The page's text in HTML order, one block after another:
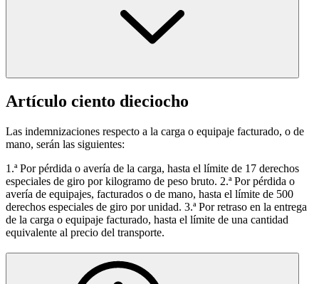
Artículo ciento dieciocho
Las indemnizaciones respecto a la carga o equipaje facturado, o de
mano, serán las siguientes:
1.ª Por pérdida o avería de la carga, hasta el límite de 17 derechos
especiales de giro por kilogramo de peso bruto. 2.ª Por pérdida o
avería de equipajes, facturados o de mano, hasta el límite de 500
derechos especiales de giro por unidad. 3.ª Por retraso en la entrega
de la carga o equipaje facturado, hasta el límite de una cantidad
equivalente al precio del transporte.